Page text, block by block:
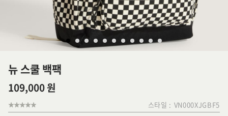
뉴 스쿨 백팩
109,000 원
스타일 : VN000XJGBF5